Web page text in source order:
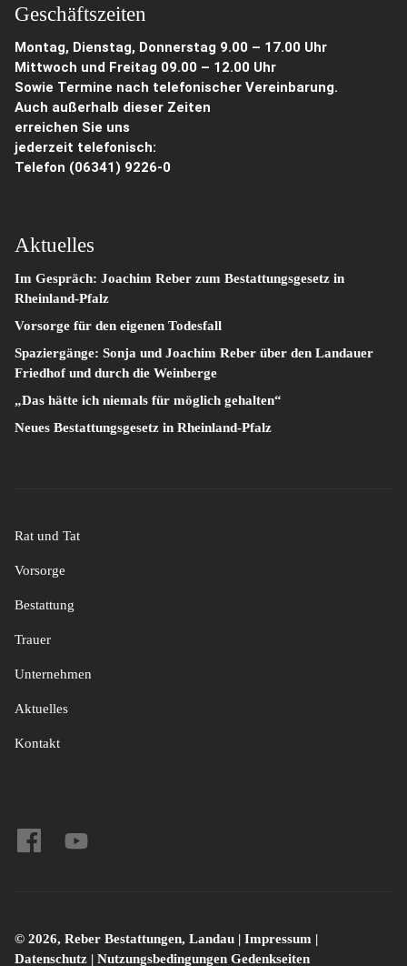
Geschäftszeiten
Montag, Dienstag, Donnerstag 9.00 – 17.00 Uhr
Mittwoch und Freitag 09.00 – 12.00 Uhr
Sowie Termine nach telefonischer Vereinbarung.
Auch außerhalb dieser Zeiten
erreichen Sie uns
jederzeit telefonisch:
Telefon (06341) 9226-0
Aktuelles
Im Gespräch: Joachim Reber zum Bestattungsgesetz in
Rheinland-Pfalz
Vorsorge für den eigenen Todesfall
Spaziergänge: Sonja und Joachim Reber über den Landauer
Friedhof und durch die Weinberge
„Das hätte ich niemals für möglich gehalten“
Neues Bestattungsgesetz in Rheinland-Pfalz
Rat und Tat
Vorsorge
Bestattung
Trauer
Unternehmen
Aktuelles
Kontakt
© 2026, Reber Bestattungen, Landau | Impressum |
Datenschutz | Nutzungsbedingungen Gedenkseiten